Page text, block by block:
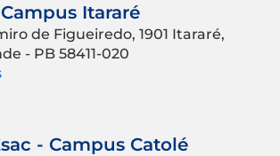
Itararé
de Figueiredo, 1901 Itararé,
- PB 58411-020
- Campus Catolé